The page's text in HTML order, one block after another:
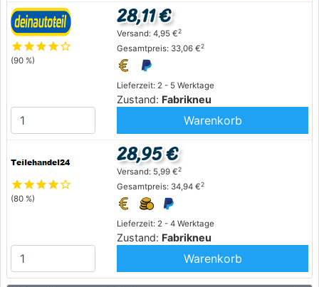
starstarstarstarstar_outline
(90 %)
Lieferzeit: 2 - 5 Werktage
Zustand: Fabrikneu
28,11 €
Versand: 4,95 €2
Gesamtpreis: 33,06 €2
Warenkorb
starstarstarstarstar_outline
(80 %)
Lieferzeit: 2 - 4 Werktage
Zustand: Fabrikneu
28,95 €
Versand: 5,99 €2
Gesamtpreis: 34,94 €2
Warenkorb